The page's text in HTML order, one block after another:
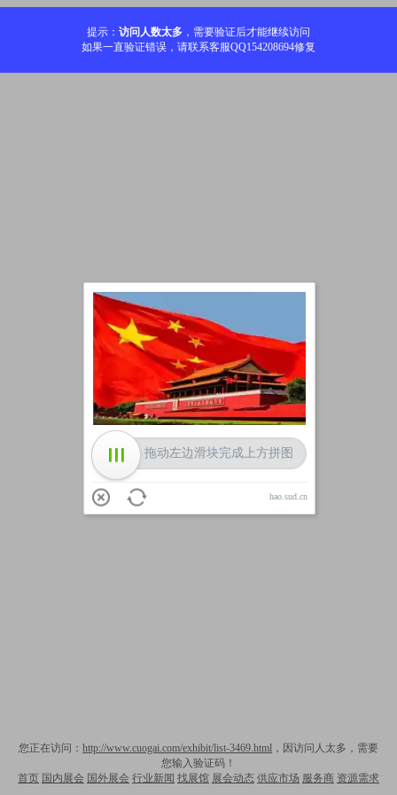
提示： 访问人数太多 ，需要验证后才能继续访问
如果一直验证错误，请联系客服QQ154208694修复
您正在访问： http://www.cuogai.com/exhibit/list-3469.html ，因访问人太多，需要
您输入验证码！
首页 国内展会 国外展会 行业新闻 找展馆 展会动态 供应市场 服务商 资源需求
加载中
拖动左边滑块完成上方拼图
hao.sud.cn